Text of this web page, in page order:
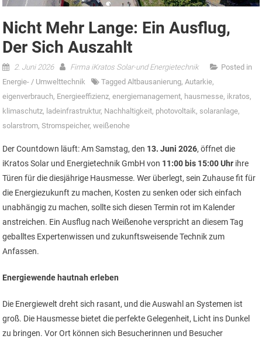
Nicht Mehr Lange: Ein Ausflug,
Der Sich Auszahlt
2. Juni 2026 Firma iKratos Solar-und Energietechnik
Posted in
Energie- / Umwelttechnik
TaggedAltbausanierung,Autarkie,
eigenverbrauch, Energieeffizienz,energiemanagement, hausmesse, ikratos,
klimaschutz, ladeinfrastruktur, Nachhaltigkeit, photovoltaik, solaranlage,
solarstrom,Stromspeicher,weißenohe
Der Countdown läuft: Am Samstag, den 13. Juni 2026, öffnet die
iKratos Solar und Energietechnik GmbH von 11:00 bis 15:00 Uhr ihre
Türen für die diesjährige Hausmesse. Wer überlegt, sein Zuhause fit für
die Energiezukunft zu machen, Kosten zu senken oder sich einfach
unabhängig zu machen, sollte sich diesen Termin rot im Kalender
anstreichen. Ein Ausflug nach Weißenohe verspricht an diesem Tag
geballtes Expertenwissen und zukunftsweisende Technik zum
Anfassen.
Energiewende hautnah erleben
Die Energiewelt dreht sich rasant, und die Auswahl an Systemen ist
groß. Die Hausmesse bietet die perfekte Gelegenheit, Licht ins Dunkel
zu bringen. Vor Ort können sich Besucherinnen und Besucher